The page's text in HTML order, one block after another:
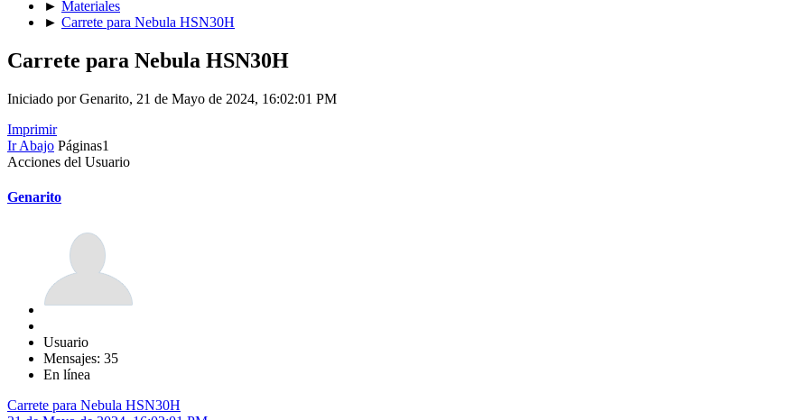
► Materiales
► Carrete para Nebula HSN30H
Carrete para Nebula HSN30H
Iniciado por Genarito, 21 de Mayo de 2024, 16:02:01 PM
Imprimir
Ir Abajo Páginas1
Acciones del Usuario
Genarito
Usuario
Mensajes: 35
En línea
Carrete para Nebula HSN30H